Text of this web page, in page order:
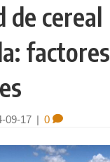
de cereal
factores
09-17 0